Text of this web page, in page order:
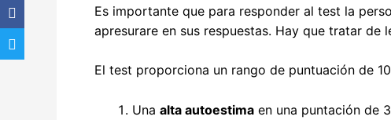
Es importante que para responder al test la
apresurare en sus respuestas. Hay que tratar
El test proporciona un rango de puntuación de
Una alta autoestima en una puntación de